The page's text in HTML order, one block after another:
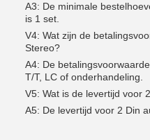
A3: De minimale
is 1 set.
V4: Wat zijn de
Stereo?
A4: De
T/T, LC of onderhandeling.
V5: Wat is de levertijd voor
A5: De levertijd voor 2 Din